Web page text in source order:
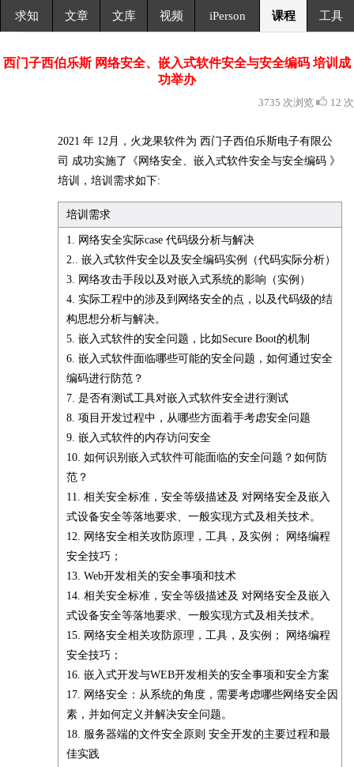
求知 文章 文库 视频 iPerson 课程 工具
西门子西伯乐斯 网络安全、嵌入式软件安全与安全编码 培训成
功举办
3735 次浏览 12 次
2021 年 12月，火龙果软件为 西门子西伯乐斯电子有限公
司 成功实施了《网络安全、嵌入式软件安全与安全编码 》
培训，培训需求如下:
培训需求
1. 网络安全实际case 代码级分析与解决
2.. 嵌入式软件安全以及安全编码实例（代码实际分析）
3. 网络攻击手段以及对嵌入式系统的影响（实例）
4. 实际工程中的涉及到网络安全的点，以及代码级的结
构思想分析与解决。
5. 嵌入式软件的安全问题，比如Secure Boot的机制
6. 嵌入式软件面临哪些可能的安全问题，如何通过安全
编码进行防范？
7. 是否有测试工具对嵌入式软件安全进行测试
8. 项目开发过程中，从哪些方面着手考虑安全问题
9. 嵌入式软件的内存访问安全
10. 如何识别嵌入式软件可能面临的安全问题？如何防
范？
11. 相关安全标准，安全等级描述及 对网络安全及嵌入
式设备安全等落地要求、一般实现方式及相关技术。
12. 网络安全相关攻防原理，工具，及实例； 网络编程
安全技巧；
13. Web开发相关的安全事项和技术
14. 相关安全标准，安全等级描述及 对网络安全及嵌入
式设备安全等落地要求、一般实现方式及相关技术。
15. 网络安全相关攻防原理，工具，及实例； 网络编程
安全技巧；
16. 嵌入式开发与WEB开发相关的安全事项和安全方案
17. 网络安全：从系统的角度，需要考虑哪些网络安全因
素，并如何定义并解决安全问题。
18. 服务器端的文件安全原则 安全开发的主要过程和最
佳实践